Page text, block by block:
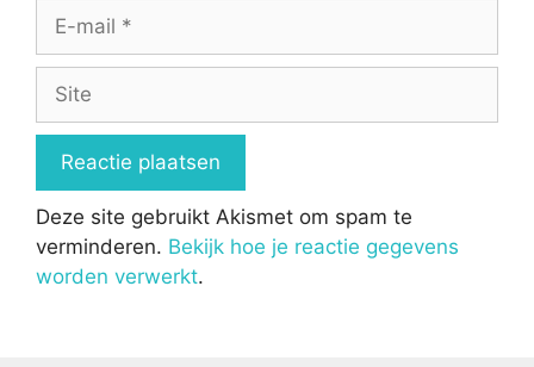
mail
Deze site gebruikt Akismet om spam te
verminderen. Bekijk hoe je reactie gegevens
worden verwerkt.